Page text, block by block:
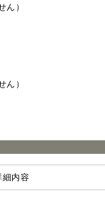
ん）
ん）